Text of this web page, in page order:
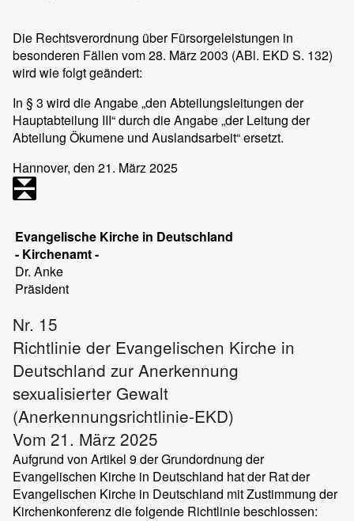
Die Rechtsverordnung über Fürsorgeleistungen in
besonderen Fällen vom 28. März 2003 (ABl. EKD S. 132)
wird wie folgt geändert:
In § 3 wird die Angabe „den Abteilungsleitungen der
Hauptabteilung III“ durch die Angabe „der Leitung der
Abteilung Ökumene und Auslandsarbeit“ ersetzt.
Hannover, den 21. März 2025
Evangelische Kirche in Deutschland
- Kirchenamt -
Dr.Anke
Präsident
Nr. 15
Richtlinie der Evangelischen Kirche in
Deutschland zur Anerkennung
sexualisierter Gewalt
(Anerkennungsrichtlinie-EKD)
Vom 21. März 2025
Aufgrund von Artikel 9 der Grundordnung der
Evangelischen Kirche in Deutschland hat der Rat der
Evangelischen Kirche in Deutschland mit Zustimmung der
Kirchenkonferenz die folgende Richtlinie beschlossen: